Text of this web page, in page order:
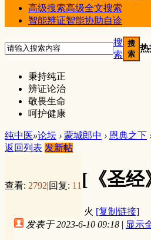
高级搜索高级全文搜索
智能辨证智能协助自诊
搜
索
搜
索
热
秉持纯正
辨证论治
敬畏生命
呵护健康
纯中医»论坛 › 蒙城郎中 › 恩典之下
返回列表 发新帖
查看: 2792|回复: 11 [《圣经
火 [复制链接]
发表于 2023-6-10 09:18 | 显示